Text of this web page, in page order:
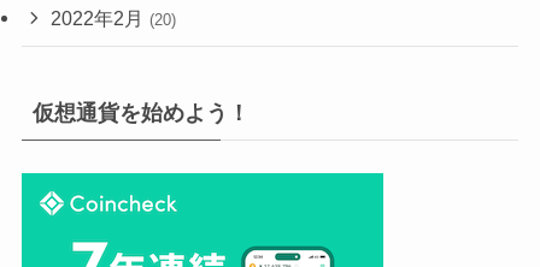
2022年2月 (20)
仮想通貨を始めよう！